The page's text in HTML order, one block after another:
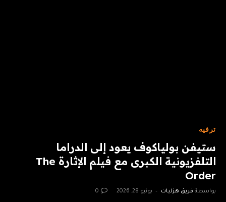
ترفيه
ستيفن بولياكوف يعود إلى الدراما
التلفزيونية الكبرى مع فيلم الإثارة The
Order
بواسطة فريق هزليات يونيو 28, 2026 0